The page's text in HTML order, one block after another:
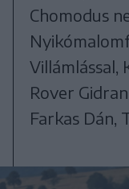
Chomodus
Villámlással,
Rover
Farkas Dán,